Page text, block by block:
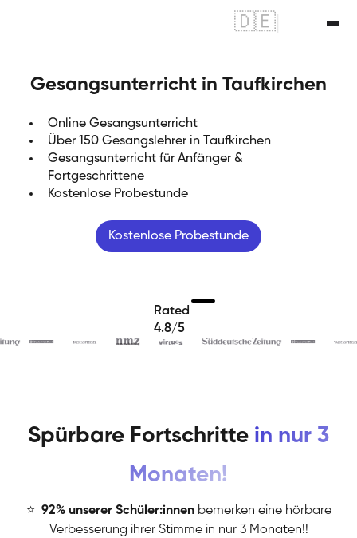
🇩🇪
Gesangsunterricht in Taufkirchen
Online Gesangsunterricht
Über 150 Gesangslehrer in Taufkirchen
Gesangsunterricht für Anfänger &
Fortgeschrittene
Kostenlose Probestunde
Kostenlose Probestunde
Rated
4.8/5
Spürbare Fortschritte in nur 3
Monaten!
⭐ 92% unserer Schüler:innen bemerken eine hörbare
Verbesserung ihrer Stimme in nur 3 Monaten!!